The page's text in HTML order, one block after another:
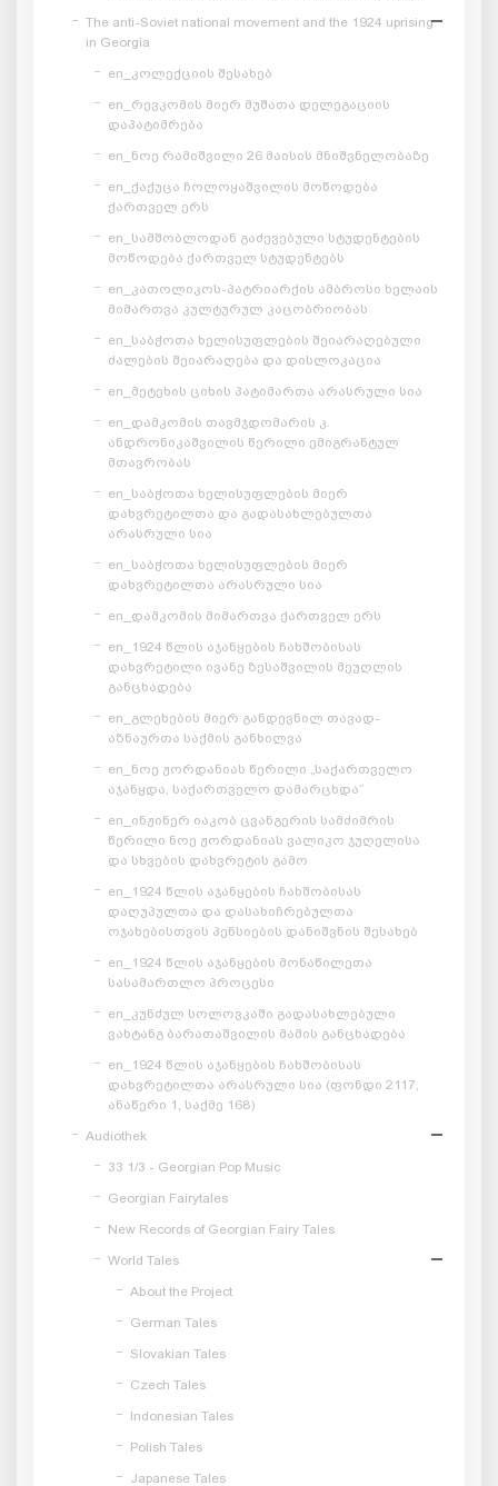
The anti-Soviet national movement and the 1924 uprising
in Georgia
en_კოლექციის შესახებ
en_რევკომის მიერ მუშათა დელეგაციის
დაპატიმრება
en_ნოე რამიშვილი 26 მაისის მნიშვნელობაზე
en_ქაქუცა ჩოლოყაშვილის მოწოდება
ქართველ ერს
en_სამშობლოდან გაძევებული სტუდენტების
მოწოდება ქართველ სტუდენტებს
en_კათოლიკოს-პატრიარქის ამბროსი ხელაის
მიმართვა კულტურულ კაცობრიობას
en_საბჭოთა ხელისუფლების შეიარაღებული
ძალების შეიარაღება და დისლოკაცია
en_მეტეხის ციხის პატიმართა არასრული სია
en_დამკომის თავმჯდომარის კ.
ანდრონიკაშვილის წერილი ემიგრანტულ
მთავრობას
en_საბჭოთა ხელისუფლების მიერ
დახვრეტილთა და გადასახლებულთა
არასრული სია
en_საბჭოთა ხელისუფლების მიერ
დახვრეტილთა არასრული სია
en_დამკომის მიმართვა ქართველ ერს
en_1924 წლის აჯანყების ჩახშობისას
დახვრეტილი ივანე ზესაშვილის მეუღლის
განცხადება
en_გლეხების მიერ განდევნილ თავად-
აზნაურთა საქმის განხილვა
en_ნოე ჟორდანიას წერილი „საქართველო
აჯანყდა, საქართველო დამარცხდა“
en_ინჟინერ იაკობ ცვანგერის სამძიმრის
წერილი ნოე ჟორდანიას ვალიკო ჯუღელისა
და სხვების დახვრეტის გამო
en_1924 წლის აჯანყების ჩახშობისას
დაღუპულთა და დასახიჩრებულთა
ოჯახებისთვის პენსიების დანიშვნის შესახებ
en_1924 წლის აჯანყების მონაწილეთა
სასამართლო პროცესი
en_კუნძულ სოლოვკაში გადასახლებული
ვახტანგ ბარათაშვილის მამის განცხადება
en_1924 წლის აჯანყების ჩახშობისას
დახვრეტილთა არასრული სია (ფონდი 2117,
ანაწერი 1, საქმე 168)
Audiothek
33 1/3 - Georgian Pop Music
Georgian Fairytales
New Records of Georgian Fairy Tales
World Tales
About the Project
German Tales
Slovakian Tales
Czech Tales
Indonesian Tales
Polish Tales
Japanese Tales